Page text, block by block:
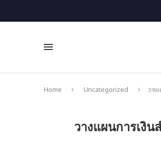
Home Uncategorized
วาง
วางแผนการเงิ